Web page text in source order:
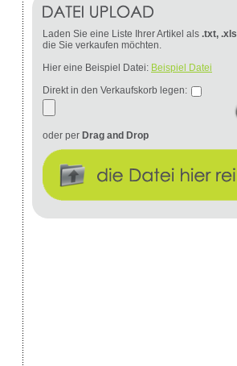
Laden Sie eine Liste Ihrer Artikel als .txt, .xls
die Sie verkaufen möchten.
Hier eine Beispiel Datei: Beispiel Datei
Direkt in den Verkaufskorb legen:
oder per Drag and Drop